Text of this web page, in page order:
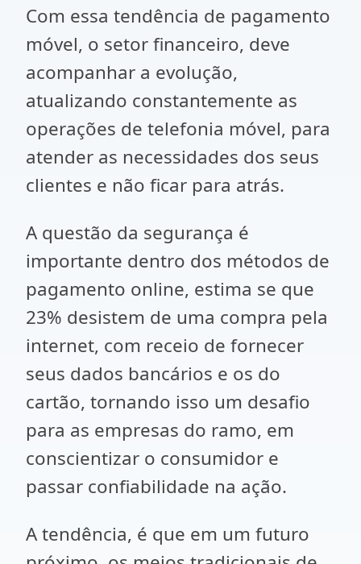
Com essa tendência de pagamento
móvel, o setor financeiro, deve
acompanhar a evolução,
atualizando constantemente as
operações de telefonia móvel, para
atender as necessidades dos seus
clientes e não ficar para atrás.
A questão da segurança é
importante dentro dos métodos de
pagamento online, estima se que
23% desistem de uma compra pela
internet, com receio de fornecer
seus dados bancários e os do
cartão, tornando isso um desafio
para as empresas do ramo, em
conscientizar o consumidor e
passar confiabilidade na ação.
A tendência, é que em um futuro